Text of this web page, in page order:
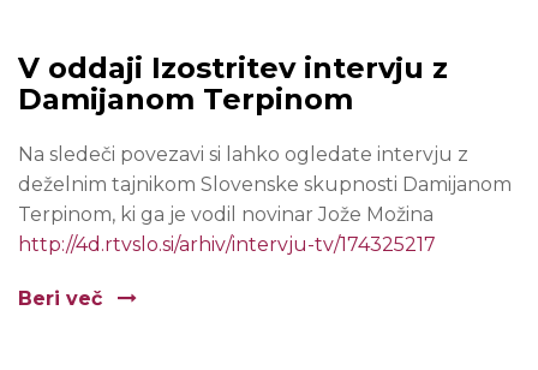
V oddaji Izostritev intervju z
Damijanom Terpinom
Na sledeči povezavi si lahko ogledate intervju z
deželnim tajnikom Slovenske skupnosti Damijanom
Terpinom, ki ga je vodil novinar Jože Možina
http://4d.rtvslo.si/arhiv/intervju-tv/174325217
Beri več